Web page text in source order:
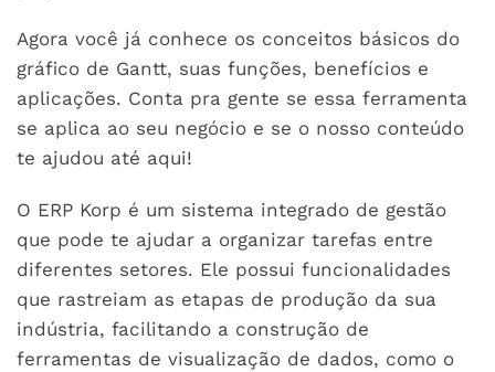
Agora você já conhece os conceitos básicos do
gráfico de Gantt, suas funções, benefícios e
aplicações. Conta pra gente se essa ferramenta
se aplica ao seu negócio e se o nosso conteúdo
te ajudou até aqui!
O ERP Korp é um sistema integrado de gestão
que pode te ajudar a organizar tarefas entre
diferentes setores. Ele possui funcionalidades
que rastreiam as etapas de produção da sua
indústria, facilitando a construção de
ferramentas de visualização de dados, como o